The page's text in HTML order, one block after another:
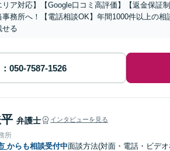
リア対応】【Google口コミ高評価】【返金保
事務所へ！【電話相談OK】年間1000件以上の
せる
弁護士 インタビューを見る
所
からも相談受付中面談方法(対面・電話・ビデ